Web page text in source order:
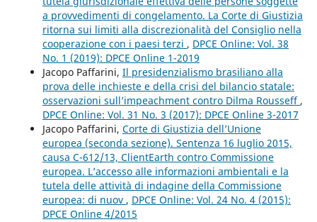
a provvedimenti di congelamento. La Corte di Giustizia
ritorna sui limiti alla discrezionalità del Consiglio nella
cooperazione con i paesi terzi , DPCE Online: Vol. 38
No. 1 (2019): DPCE Online 1-2019
Jacopo Paffarini, Il presidenzialismo brasiliano alla
prova delle inchieste e della crisi del bilancio statale:
osservazioni sull’impeachment contro Dilma Rousseff ,
DPCE Online: Vol. 31 No. 3 (2017): DPCE Online 3-2017
Jacopo Paffarini, Corte di Giustizia dell’Unione
europea (seconda sezione). Sentenza 16 luglio 2015,
causa C-612/13, ClientEarth contro Commissione
europea. L’accesso alle informazioni ambientali e la
tutela delle attività di indagine della Commissione
europea: di nuov , DPCE Online: Vol. 24 No. 4 (2015):
DPCE Online 4/2015